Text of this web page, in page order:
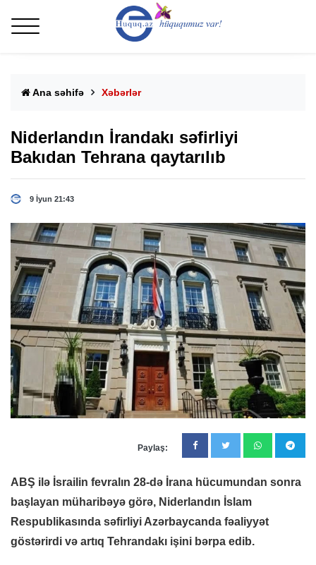
Ana səhifə Xəbərlər
Niderlandın İrandakı səfirliyi
Bakıdan Tehrana qaytarılıb
9 İyun 21:43
Paylaş:
ABŞ ilə İsrailin fevralın 28-də İrana hücumundan sonra
başlayan müharibəyə görə, Niderlandın İslam
Respublikasında səfirliyi Azərbaycanda fəaliyyət
göstərirdi və artıq Tehrandakı işini bərpa edib.